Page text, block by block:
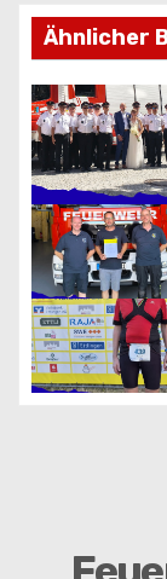
i
t
r
a
g
s
n
a
Ähnlicher